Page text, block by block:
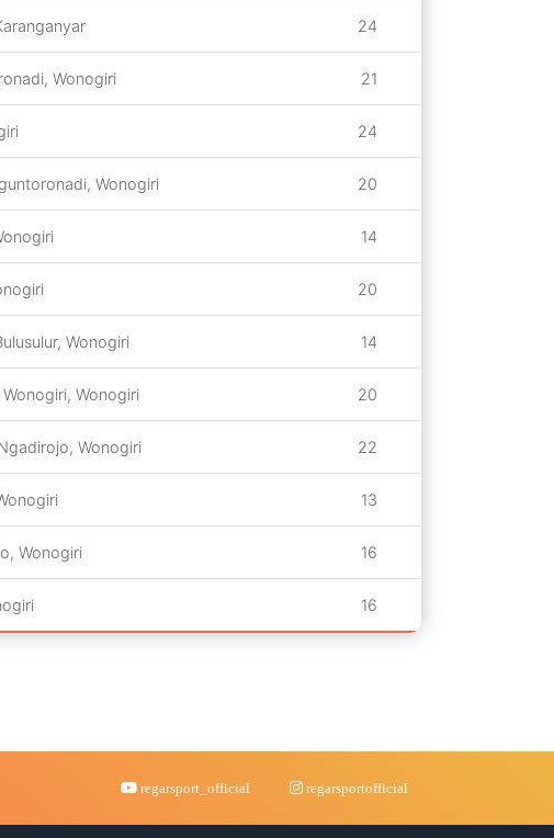
24
Wonogiri 21
24
Wonogiri 20
14
20
Wonogiri 14
Wonogiri 20
Wonogiri 22
13
Wonogiri 16
16
regarsport_official regarsportofficial